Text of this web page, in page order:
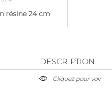
résine 24 cm
DESCRIPTION
Cliquez pour voir